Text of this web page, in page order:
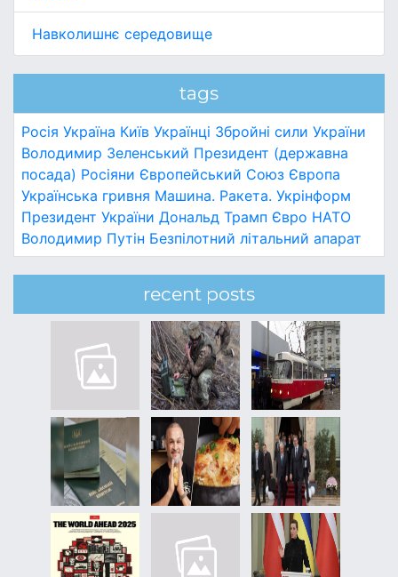
Навколишнє середовище
tags
Росія Україна Київ Українці Збройні сили України
Володимир Зеленський Президент (державна
посада) Росіяни Європейський Союз Європа
Українська гривня Машина. Ракета. Укрінформ
Президент України Дональд Трамп Євро НАТО
Володимир Путін Безпілотний літальний апарат
recent posts